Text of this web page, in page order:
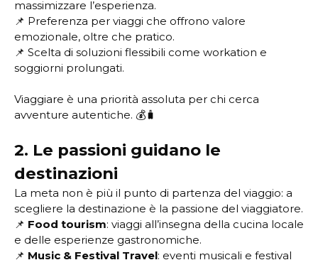
massimizzare l’esperienza.
📌 Preferenza per viaggi che offrono valore
emozionale, oltre che pratico.
📌 Scelta di soluzioni flessibili come workation e
soggiorni prolungati.
Viaggiare è una priorità assoluta per chi cerca
avventure autentiche. 💰🧳
2. Le passioni guidano le
destinazioni
La meta non è più il punto di partenza del viaggio: a
scegliere la destinazione è la passione del viaggiatore.
📌 Food tourism: viaggi all’insegna della cucina locale
e delle esperienze gastronomiche.
📌 Music & Festival Travel: eventi musicali e festival